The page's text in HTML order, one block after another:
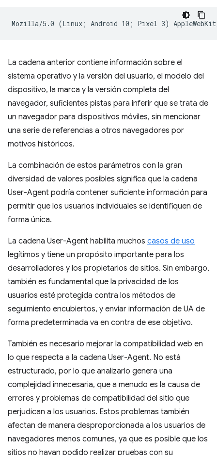
La cadena anterior contiene información sobre el
sistema operativo y la versión del usuario, el modelo del
dispositivo, la marca y la versión completa del
navegador, suficientes pistas para inferir que se trata de
un navegador para dispositivos móviles, sin mencionar
una serie de referencias a otros navegadores por
motivos históricos.
La combinación de estos parámetros con la gran
diversidad de valores posibles significa que la cadena
User-Agent podría contener suficiente información para
permitir que los usuarios individuales se identifiquen de
forma única.
La cadena User-Agent habilita muchos casos de uso
legítimos y tiene un propósito importante para los
desarrolladores y los propietarios de sitios. Sin embargo,
también es fundamental que la privacidad de los
usuarios esté protegida contra los métodos de
seguimiento encubiertos, y enviar información de UA de
forma predeterminada va en contra de ese objetivo.
También es necesario mejorar la compatibilidad web en
lo que respecta a la cadena User-Agent. No está
estructurado, por lo que analizarlo genera una
complejidad innecesaria, que a menudo es la causa de
errores y problemas de compatibilidad del sitio que
perjudican a los usuarios. Estos problemas también
afectan de manera desproporcionada a los usuarios de
navegadores menos comunes, ya que es posible que los
sitios no hayan podido realizar pruebas con su